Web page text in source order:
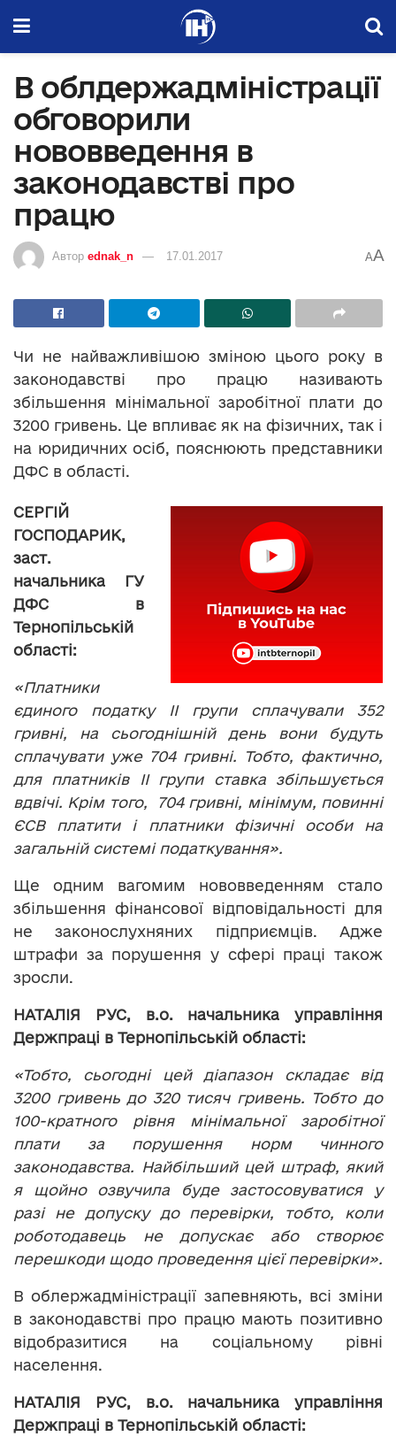
В облдержадміністрації
обговорили
нововведення в
законодавстві про
працю
Автор ednak_n 17.01.2017 AA
Чи не найважливішою зміною цього року в
законодавстві про працю називають
збільшення мінімальної заробітної плати до
3200 гривень. Це впливає як на фізичних, так і
на юридичних осіб, пояснюють представники
ДФС в області.
СЕРГІЙ
ГОСПОДАРИК,
заст.
начальника ГУ
ДФС в
Тернопільській
області:
«Платники
єдиного податку ІІ групи сплачували 352
гривні, на сьогоднішній день вони будуть
сплачувати уже 704 гривні. Тобто, фактично,
для платників ІІ групи ставка збільшується
вдвічі. Крім того, 704 гривні, мінімум, повинні
ЄСВ платити і платники фізичні особи на
загальній системі податкування».
Ще одним вагомим нововведенням стало
збільшення фінансової відповідальності для
не законослухняних підприємців. Адже
штрафи за порушення у сфері праці також
зросли.
НАТАЛІЯ РУС, в.о. начальника управління
Держпраці в Тернопільській області:
«Тобто, сьогодні цей діапазон складає від
3200 гривень до 320 тисяч гривень. Тобто до
100-кратного рівня мінімальної заробітної
плати за порушення норм чинного
законодавства. Найбільший цей штраф, який
я щойно озвучила буде застосовуватися у
разі не допуску до перевірки, тобто, коли
роботодавець не допускає або створює
перешкоди щодо проведення цієї перевірки».
В облержадміністрації запевняють, всі зміни
в законодавстві про працю мають позитивно
відобразитися на соціальному рівні
населення.
НАТАЛІЯ РУС, в.о. начальника управління
Держпраці в Тернопільській області: